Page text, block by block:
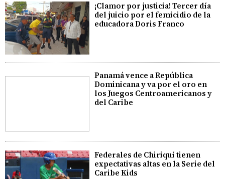
¡Clamor por justicia! Tercer día
del juicio por el femicidio de la
educadora Doris Franco
Panamá vence a República
Dominicana y va por el oro en
los Juegos Centroamericanos y
del Caribe
Federales de Chiriquí tienen
expectativas altas en la Serie del
Caribe Kids